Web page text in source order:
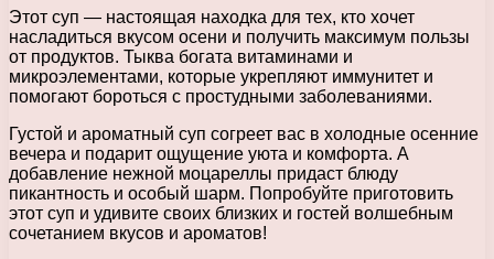
Этот суп — настоящая находка для тех, кто хочет
насладиться вкусом осени и получить максимум пользы
от продуктов. Тыква богата витаминами и
микроэлементами, которые укрепляют иммунитет и
помогают бороться с простудными заболеваниями.
Густой и ароматный суп согреет вас в холодные осенние
вечера и подарит ощущение уюта и комфорта. А
добавление нежной моцареллы придаст блюду
пикантность и особый шарм. Попробуйте приготовить
этот суп и удивите своих близких и гостей волшебным
сочетанием вкусов и ароматов!